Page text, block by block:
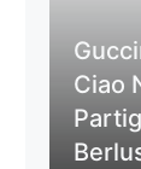
Ciao